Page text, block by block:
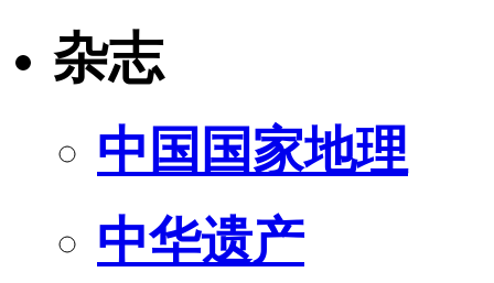
杂志
中国国家地理
中华遗产